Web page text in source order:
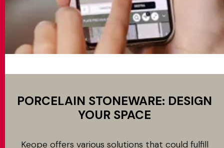
PORCELAIN STONEWARE: DESIGN
YOUR SPACE
Keope offers various solutions that could fulfill